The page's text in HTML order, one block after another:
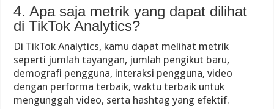
4. Apa saja metrik yang dapat dilihat
di TikTok Analytics?
Di TikTok Analytics, kamu dapat melihat metrik
seperti jumlah tayangan, jumlah pengikut baru,
demografi pengguna, interaksi pengguna, video
dengan performa terbaik, waktu terbaik untuk
mengunggah video, serta hashtag yang efektif.